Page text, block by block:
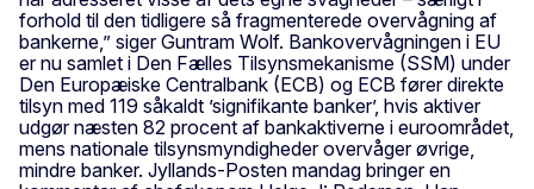
forhold til den tidligere så fragmenterede overvågning af
bankerne,” siger Guntram Wolf. Bankovervågningen i EU
er nu samlet i Den Fælles Tilsynsmekanisme (SSM) under
Den Europæiske Centralbank (ECB) og ECB fører direkte
tilsyn med 119 såkaldt ’signifikante banker’, hvis aktiver
udgør næsten 82 procent af bankaktiverne i euroområdet,
mens nationale tilsynsmyndigheder overvåger øvrige,
mindre banker. Jyllands-Posten mandag bringer en